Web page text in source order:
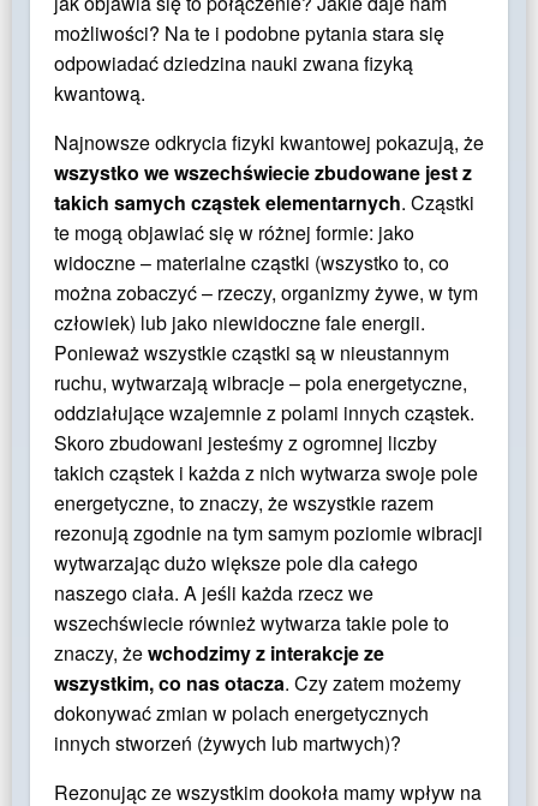
możliwości? Na te i podobne pytania stara się
odpowiadać dziedzina nauki zwana fizyką
kwantową.
Najnowsze odkrycia fizyki kwantowej pokazują, że
wszystko we wszechświecie zbudowane jest z
takich samych cząstek elementarnych. Cząstki
te mogą objawiać się w różnej formie: jako
widoczne – materialne cząstki (wszystko to, co
można zobaczyć – rzeczy, organizmy żywe, w tym
człowiek) lub jako niewidoczne fale energii.
Ponieważ wszystkie cząstki są w nieustannym
ruchu, wytwarzają wibracje – pola energetyczne,
oddziałujące wzajemnie z polami innych cząstek.
Skoro zbudowani jesteśmy z ogromnej liczby
takich cząstek i każda z nich wytwarza swoje pole
energetyczne, to znaczy, że wszystkie razem
rezonują zgodnie na tym samym poziomie wibracji
wytwarzając dużo większe pole dla całego
naszego ciała. A jeśli każda rzecz we
wszechświecie również wytwarza takie pole to
znaczy, żewchodzimy z interakcje ze
wszystkim, co nas otacza. Czy zatem możemy
dokonywać zmian w polach energetycznych
innych stworzeń (żywych lub martwych)?
Rezonując ze wszystkim dookoła mamy wpływ na